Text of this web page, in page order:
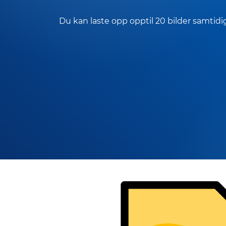
Du kan laste opp opptil 20 bilder